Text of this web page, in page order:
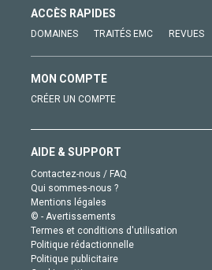
ACCÈS RAPIDES
DOMAINES TRAITÉS EMC REVUES
MON COMPTE
CRÉER UN COMPTE
AIDE & SUPPORT
Contactez-nous / FAQ
Qui sommes-nous ?
Mentions légales
© - Avertissements
Termes et conditions d'utilisation
Politique rédactionnelle
Politique publicitaire